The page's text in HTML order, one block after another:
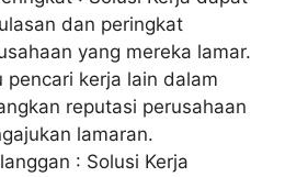
dan peringkat
yang mereka lamar.
pencari kerja lain dalam
reputasi perusahaan
lamaran.
: Solusi Kerja